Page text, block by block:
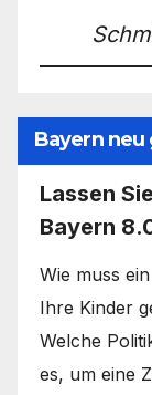
Bayern
Lassen
Bayern
Wie muss
Ihre Kinder
Welche
es, um eine